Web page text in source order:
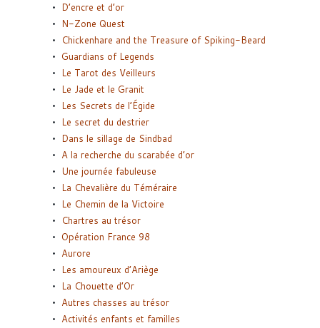
D’encre et d’or
N-Zone Quest
Chickenhare and the Treasure of Spiking-Beard
Guardians of Legends
Le Tarot des Veilleurs
Le Jade et le Granit
Les Secrets de l’Égide
Le secret du destrier
Dans le sillage de Sindbad
A la recherche du scarabée d’or
Une journée fabuleuse
La Chevalière du Téméraire
Le Chemin de la Victoire
Chartres au trésor
Opération France 98
Aurore
Les amoureux d’Ariège
La Chouette d’Or
Autres chasses au trésor
Activités enfants et familles